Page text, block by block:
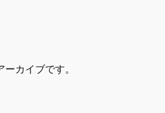
カイブです。